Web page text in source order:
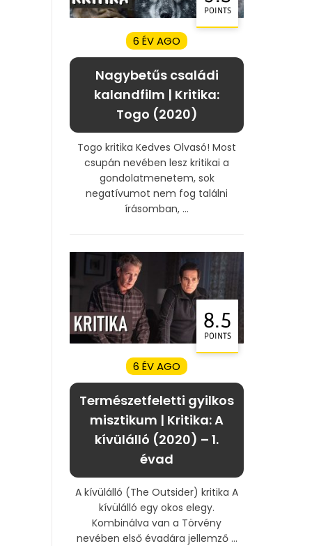
POINTS
6 ÉV AGO
Nagybetűs családi
kalandfilm | Kritika:
Togo (2020)
Togo kritika Kedves Olvasó! Most
csupán nevében lesz kritikai a
gondolatmenetem, sok
negatívumot nem fog találni
írásomban, ...
8.5
POINTS
6 ÉV AGO
Természetfeletti gyilkos
misztikum | Kritika: A
kívülálló (2020) – 1.
évad
A kívülálló (The Outsider) kritika A
kívülálló egy okos elegy.
Kombinálva van a Törvény
nevében első évadára jellemző ...